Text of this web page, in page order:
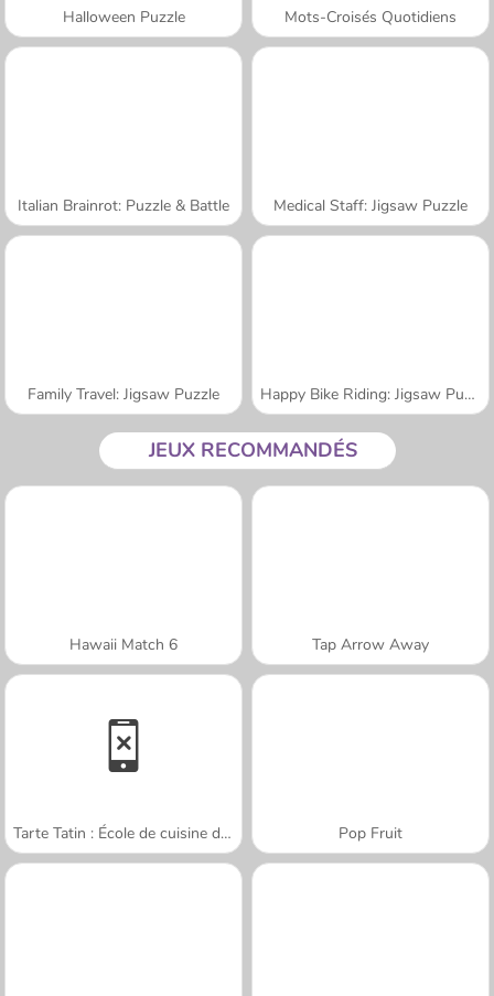
Halloween Puzzle Mots-Croisés Quotidiens
Italian Brainrot: Puzzle & Battle Medical Staff: Jigsaw Puzzle
Family Travel: Jigsaw Puzzle Happy Bike Riding: Jigsaw Puzzle
JEUX RECOMMANDÉS
Hawaii Match 6 Tap Arrow Away
Tarte Tatin : École de cuisine de Sara Pop Fruit